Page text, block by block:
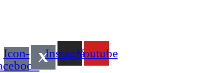
Icon-
InstagramYoutube